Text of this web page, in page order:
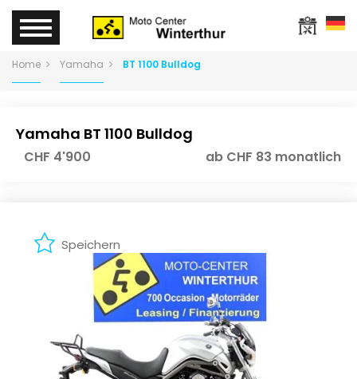
Home Yamaha BT 1100 Bulldog
Yamaha BT 1100 Bulldog
CHF 4'900 ab CHF 83 monatlich
Speichern